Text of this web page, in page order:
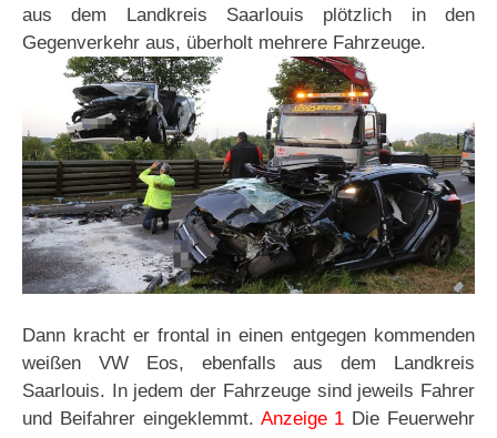
aus dem Landkreis Saarlouis plötzlich in den
Gegenverkehr aus, überholt mehrere Fahrzeuge.
Dann kracht er frontal in einen entgegen kommenden
weißen VW Eos, ebenfalls aus dem Landkreis
Saarlouis. In jedem der Fahrzeuge sind jeweils Fahrer
und Beifahrer eingeklemmt. Anzeige 1 Die Feuerwehr